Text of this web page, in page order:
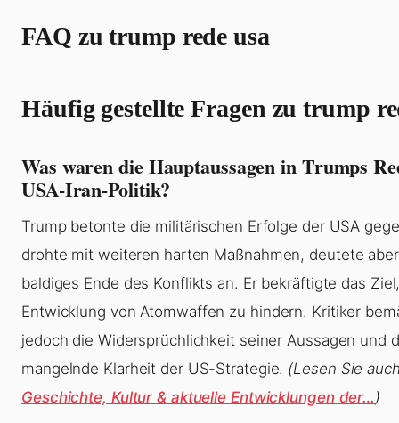
FAQ zu trump rede usa
Häufig gestellte Fragen zu trump
Was waren die Hauptaussagen in Trumps
USA-Iran-Politik?
Trump betonte die militärischen Erfolge der USA
drohte mit weiteren harten Maßnahmen, deutete
baldiges Ende des Konflikts an. Er bekräftigte das
Entwicklung von Atomwaffen zu hindern. Kritiker
jedoch die Widersprüchlichkeit seiner Aussagen und
mangelnde Klarheit der US-Strategie. (Lesen Sie
Geschichte, Kultur & aktuelle Entwicklungen der…)